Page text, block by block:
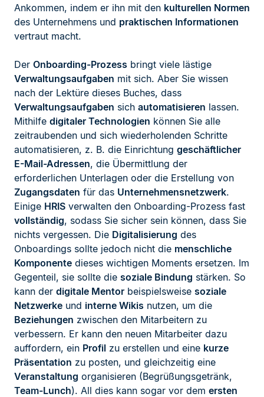
Ankommen, indem er ihn mit den kulturellen Normen
des Unternehmens und praktischen Informationen
vertraut macht.
Der Onboarding-Prozess bringt viele lästige
Verwaltungsaufgaben mit sich. Aber Sie wissen
nach der Lektüre dieses Buches, dass
Verwaltungsaufgaben sich automatisieren lassen.
Mithilfe digitaler Technologien können Sie alle
zeitraubenden und sich wiederholenden Schritte
automatisieren, z. B. die Einrichtung geschäftlicher
E-Mail-Adressen, die Übermittlung der
erforderlichen Unterlagen oder die Erstellung von
Zugangsdaten für das Unternehmensnetzwerk.
Einige HRIS verwalten den Onboarding-Prozess fast
vollständig, sodass Sie sicher sein können, dass Sie
nichts vergessen. Die Digitalisierung des
Onboardings sollte jedoch nicht die menschliche
Komponente dieses wichtigen Moments ersetzen. Im
Gegenteil, sie sollte die soziale Bindung stärken. So
kann der digitale Mentor beispielsweise soziale
Netzwerke und interne Wikis nutzen, um die
Beziehungen zwischen den Mitarbeitern zu
verbessern. Er kann den neuen Mitarbeiter dazu
auffordern, ein Profil zu erstellen und eine kurze
Präsentation zu posten, und gleichzeitig eine
Veranstaltung organisieren (Begrüßungsgetränk,
Team-Lunch). All dies kann sogar vor dem ersten